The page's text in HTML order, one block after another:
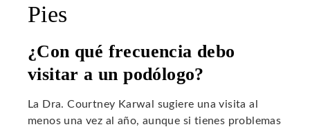
Pies
¿Con qué frecuencia debo
visitar a un podólogo?
La Dra. Courtney Karwal sugiere una visita al
menos una vez al año, aunque si tienes problemas